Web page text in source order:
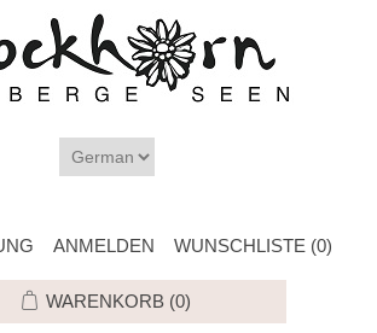
ANMELDEN WUNSCHLISTE (0)
WARENKORB (0)